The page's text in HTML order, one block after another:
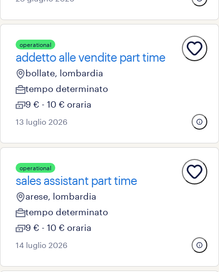
operational
addetto alle vendite part time
bollate, lombardia
tempo determinato
9 € - 10 € oraria
13 luglio 2026
operational
sales assistant part time
arese, lombardia
tempo determinato
9 € - 10 € oraria
14 luglio 2026